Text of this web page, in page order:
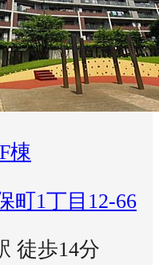
棟
町1丁目12-66
徒歩14分